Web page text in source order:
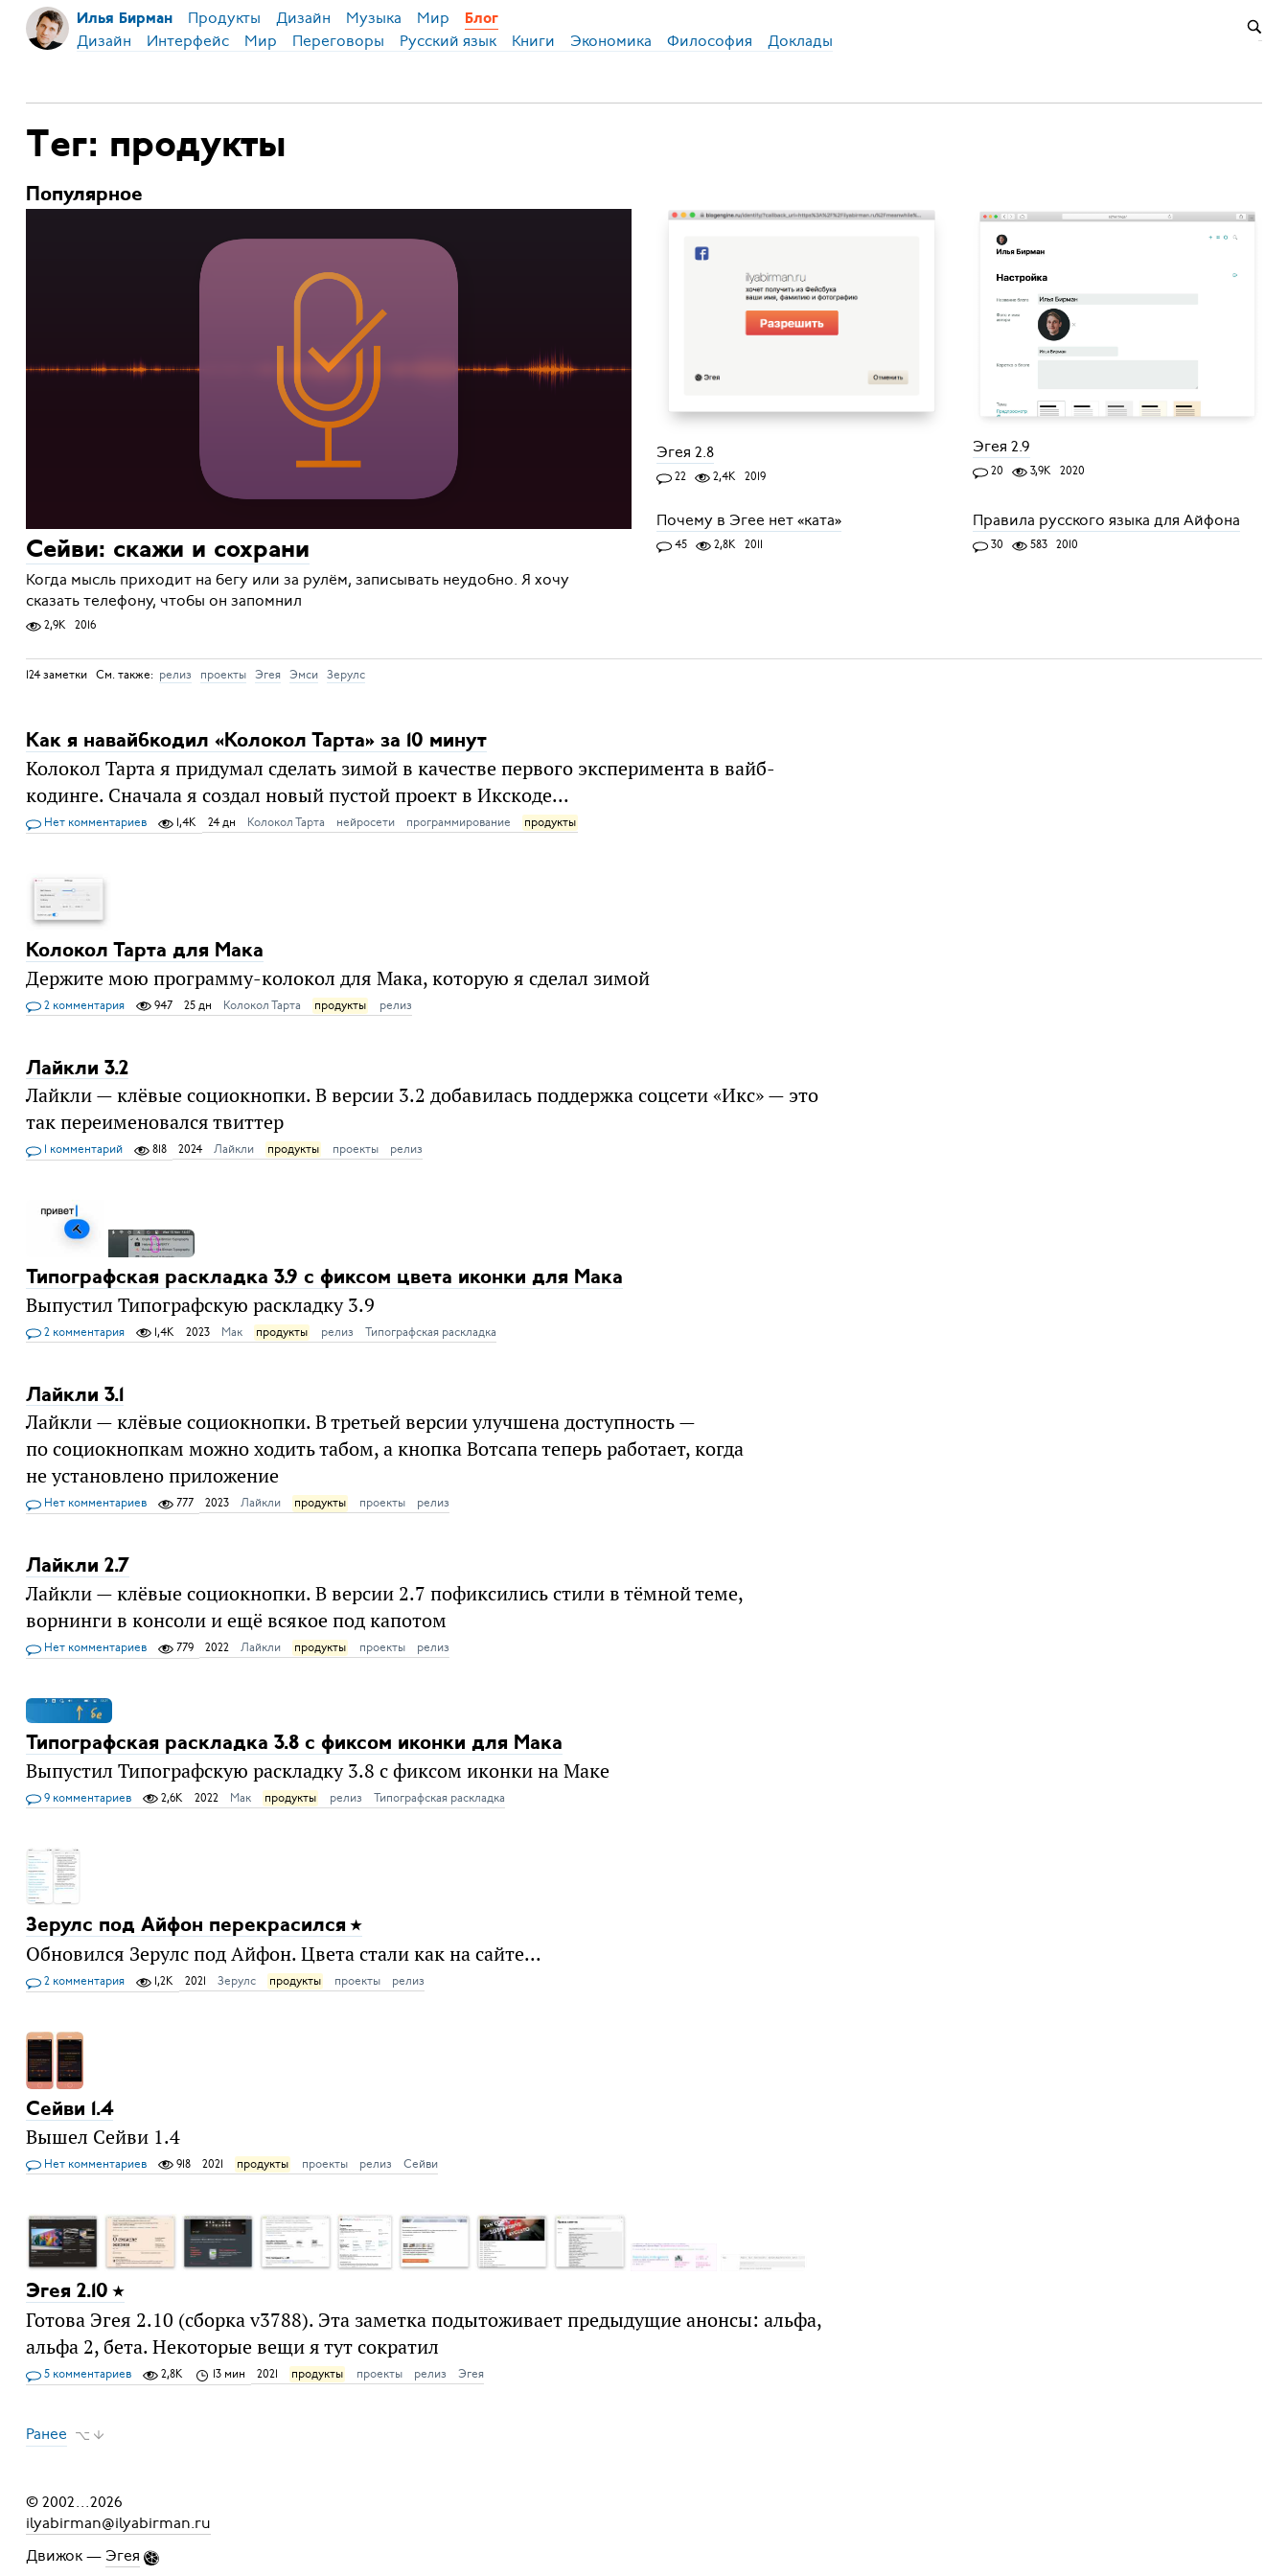
Илья Бирман Продукты Дизайн Музыка Мир Блог
Дизайн Интерфейс Мир Переговоры Русский язык Книги Экономика Философия Доклады
Тег: продукты
Популярное
Сейви: скажи и сохрани
Когда мысль приходит на бегу или за рулём, записывать неудобно. Я хочу
сказать телефону, чтобы он запомнил
2,9K 2016
Эгея 2.8
22 2,4K 2019
Эгея 2.9
20 3,9K 2020
Почему в Эгее нет «ката»
45 2,8K 2011
Правила русского языка для Айфона
30 583 2010
124 заметки См. также: релиз проекты Эгея Эмси Зерулс
Как я навайбкодил «Колокол Тарта» за 10 минут
Колокол Тарта я придумал сделать зимой в качестве первого эксперимента в вайб-
кодинге. Сначала я создал новый пустой проект в Икскоде...
Нет комментариев 1,4K 24 дн Колокол Тарта нейросети программирование продукты
Колокол Тарта для Мака
Держите мою программу-колокол для Мака, которую я сделал зимой
2 комментария 947 25 дн Колокол Тарта продукты релиз
Лайкли 3.2
Лайкли — клёвые социокнопки. В версии 3.2 добавилась поддержка соцсети «Икс» — это
так переименовался твиттер
1 комментарий 818 2024 Лайкли продукты проекты релиз
Типографская раскладка 3.9 с фиксом цвета иконки для Мака
Выпустил Типографскую раскладку 3.9
2 комментария 1,4K 2023 Мак продукты релиз Типографская раскладка
Лайкли 3.1
Лайкли — клёвые социокнопки. В третьей версии улучшена доступность —
по социокнопкам можно ходить табом, а кнопка Вотсапа теперь работает, когда
не установлено приложение
Нет комментариев 777 2023 Лайкли продукты проекты релиз
Лайкли 2.7
Лайкли — клёвые социокнопки. В версии 2.7 пофиксились стили в тёмной теме,
ворнинги в консоли и ещё всякое под капотом
Нет комментариев 779 2022 Лайкли продукты проекты релиз
Типографская раскладка 3.8 с фиксом иконки для Мака
Выпустил Типографскую раскладку 3.8 с фиксом иконки на Маке
9 комментариев 2,6K 2022 Мак продукты релиз Типографская раскладка
Зерулс под Айфон перекрасился
Обновился Зерулс под Айфон. Цвета стали как на сайте...
2 комментария 1,2K 2021 Зерулс продукты проекты релиз
Сейви 1.4
Вышел Сейви 1.4
Нет комментариев 918 2021 продукты проекты релиз Сейви
Эгея 2.10
Готова Эгея 2.10 (сборка v3788). Эта заметка подытоживает предыдущие анонсы: альфа,
альфа 2, бета. Некоторые вещи я тут сократил
5 комментариев 2,8K 13 мин 2021 продукты проекты релиз Эгея
Ранее ⌥ ↓
© 2002...2026
ilyabirman@ilyabirman.ru
Движок — Эгея